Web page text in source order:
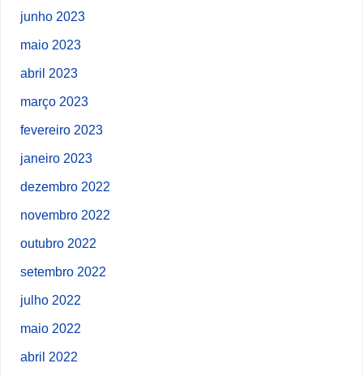
junho 2023
maio 2023
abril 2023
março 2023
fevereiro 2023
janeiro 2023
dezembro 2022
novembro 2022
outubro 2022
setembro 2022
julho 2022
maio 2022
abril 2022